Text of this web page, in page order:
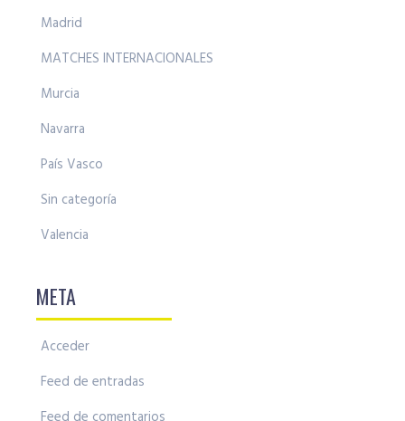
Madrid
MATCHES INTERNACIONALES
Murcia
Navarra
País Vasco
Sin categoría
Valencia
META
Acceder
Feed de entradas